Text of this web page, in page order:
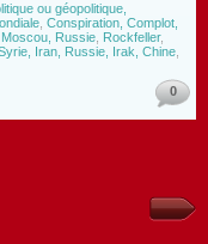
ou géopolitique,
Conspiration, Complot,
Moscou, Russie Rockfeller,
Iran, Russie, Irak, Chine
0